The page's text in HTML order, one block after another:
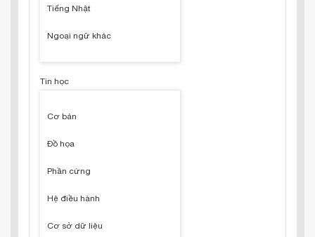
Tiếng Nhật
Ngoại ngữ khác
Tin học
Cơ bản
Đồ họa
Phần cứng
Hệ điều hành
Cơ sở dữ liệu